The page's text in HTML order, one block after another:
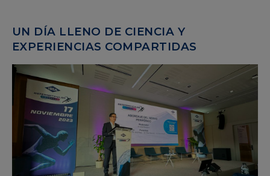
UN DÍA LLENO DE CIENCIA Y
EXPERIENCIAS COMPARTIDAS